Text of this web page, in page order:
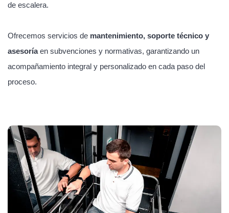
de escalera.
Ofrecemos servicios de mantenimiento, soporte técnico y
asesoríaen subvenciones y normativas, garantizando un
acompañamiento integral y personalizado en cada paso del
proceso.